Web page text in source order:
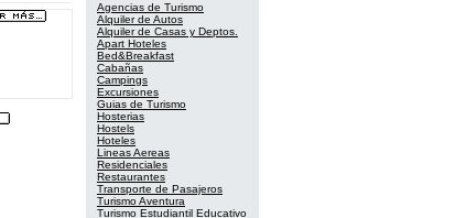
Agencias de Turismo
Alquiler de Autos
Alquiler de Casas y Deptos.
Apart Hoteles
Bed&Breakfast
Cabañas
Campings
Excursiones
Guias de Turismo
Hosterias
Hostels
Hoteles
Lineas Aereas
Residenciales
Restaurantes
Transporte de Pasajeros
Turismo Aventura
Turismo Estudiantil Educativo